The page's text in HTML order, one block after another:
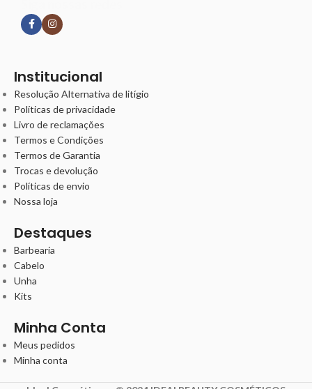
Institucional
Resolução Alternativa de litígio
Políticas de privacidade
Livro de reclamações
Termos e Condições
Termos de Garantia
Trocas e devolução
Políticas de envio
Nossa loja
Destaques
Barbearia
Cabelo
Unha
Kits
Minha Conta
Meus pedidos
Minha conta